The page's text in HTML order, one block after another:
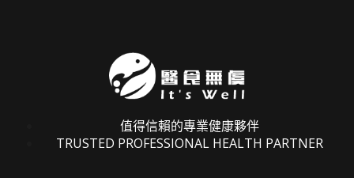
值得信賴的專業健康夥伴
TRUSTED PROFESSIONAL HEALTH PARTNER